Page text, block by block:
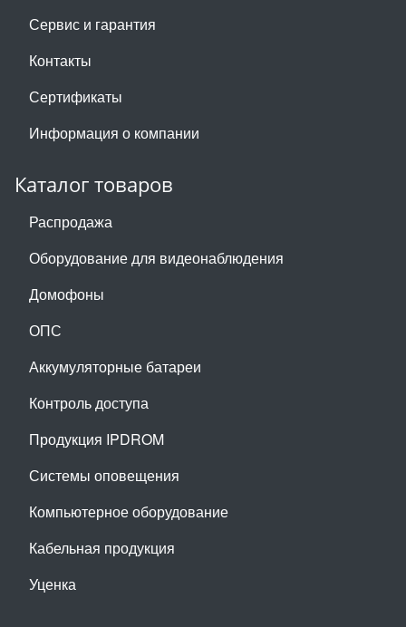
Сервис и гарантия
Контакты
Сертификаты
Информация о компании
Каталог товаров
Распродажа
Оборудование для видеонаблюдения
Домофоны
ОПС
Аккумуляторные батареи
Контроль доступа
Продукция IPDROM
Системы оповещения
Компьютерное оборудование
Кабельная продукция
Уценка